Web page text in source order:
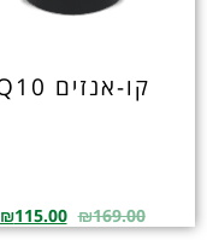
קו-אנזים Q10
₪169.00
₪115.00